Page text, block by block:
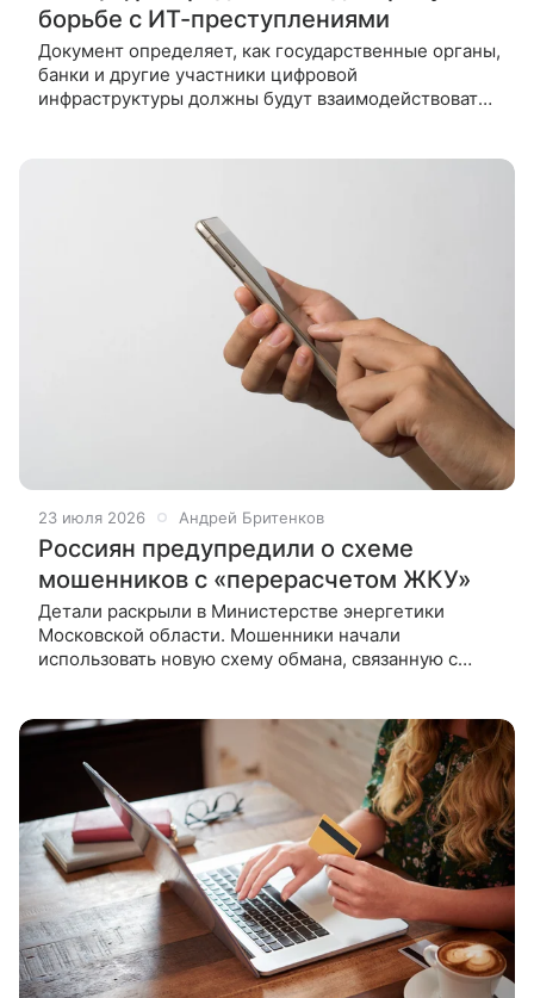
борьбе с ИТ-преступлениями
Документ определяет, как государственные органы,
банки и другие участники цифровой
инфраструктуры должны будут взаимодействовать
23 июля 2026 Андрей Бритенков
Россиян предупредили о схеме
мошенников с «перерасчетом ЖКУ»
Детали раскрыли в Министерстве энергетики
Московской области. Мошенники начали
использовать новую схему обмана, связанную с